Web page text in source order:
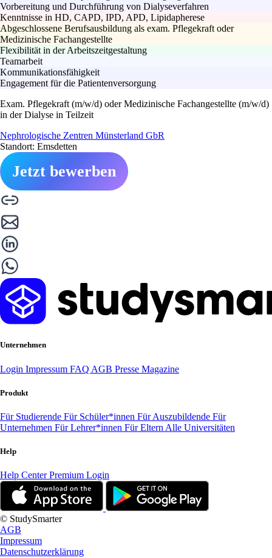
Vorbereitung und Durchführung von Dialyseverfahren
Kenntnisse in HD, CAPD, IPD, APD, Lipidapherese
Abgeschlossene Berufsausbildung als exam. Pflegekraft oder
Medizinische Fachangestellte
Flexibilität in der Arbeitszeitgestaltung
Teamarbeit
Kommunikationsfähigkeit
Engagement für die Patientenversorgung
Exam. Pflegekraft (m/w/d) oder Medizinische Fachangestellte (m/w/d)
in der Dialyse in Teilzeit
Nephrologische Zentren Münsterland GbR
Standort: Emsdetten
Jetzt bewerben
Unternehmen
Login Impressum FAQ AGB Presse Magazine
Produkt
Für Studierende Für Schüler*innen Für Auszubildende Für
Unternehmen Für Lehrer*innen Für Eltern Alle Universitäten
Help
Help CenterPremium Login
© StudySmarter
AGB
Impressum
Datenschutzerklärung